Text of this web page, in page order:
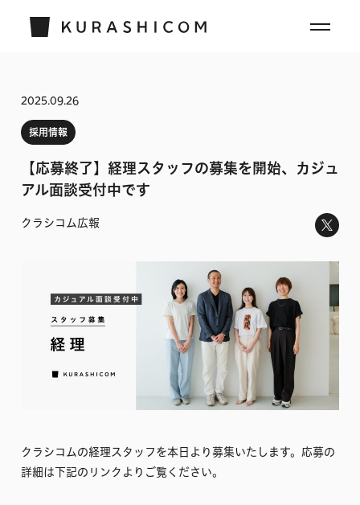
2025.09.26
採用情報
【応募終了】経理スタッフの募集を開始、カジュ
アル面談受付中です
クラシコム広報
クラシコムの経理スタッフを本日より募集いたします。応募の
詳細は下記のリンクよりご覧ください。